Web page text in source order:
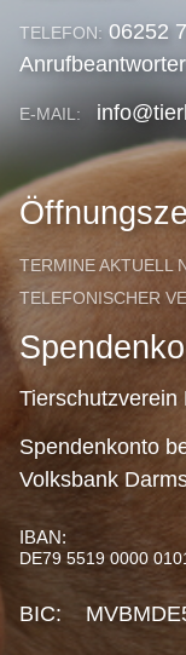
TELEFON: 06252
E-MAIL:
TERMINE AKTUELL
TELEFONISCHER
Tierschutzverein
Spendenkonto
Volksbank
IBAN:
DE79 5519 0000
BIC: